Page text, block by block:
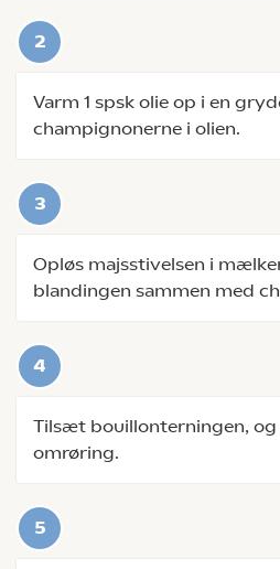
Varm 1 spsk olie op i en
champignonerne i olien.
Opløs majsstivelsen i
blandingen sammen med
Tilsæt bouillonterningen,
omrøring.